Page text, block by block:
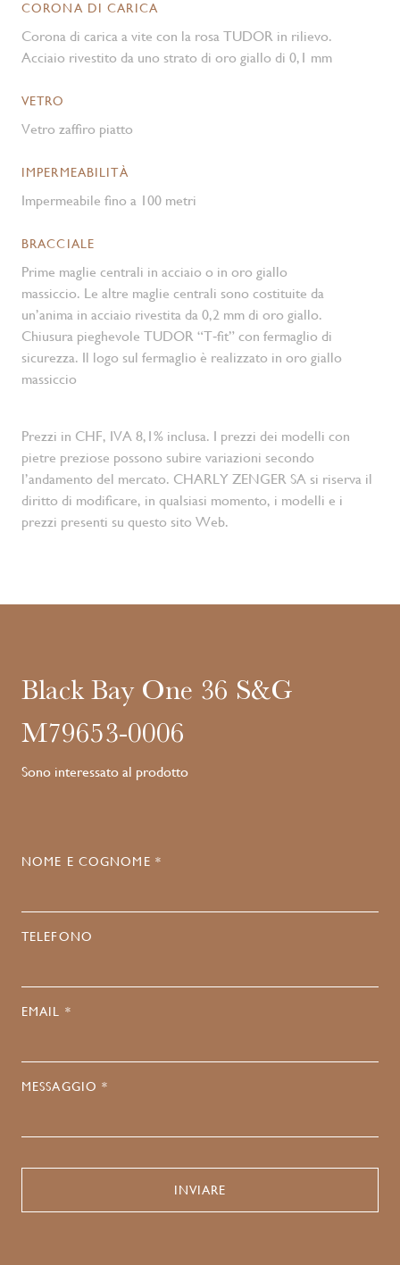
CORONA DI CARICA
Corona di carica a vite con la rosa TUDOR in rilievo.
Acciaio rivestito da uno strato di oro giallo di 0,1 mm
VETRO
Vetro zaffiro piatto
IMPERMEABILITÀ
Impermeabile fino a 100 metri
BRACCIALE
Prime maglie centrali in acciaio o in oro giallo
massiccio. Le altre maglie centrali sono costituite da
un’anima in acciaio rivestita da 0,2 mm di oro giallo.
Chiusura pieghevole TUDOR “T‑fit” con fermaglio di
sicurezza. Il logo sul fermaglio è realizzato in oro giallo
massiccio
Prezzi in CHF, IVA 8,1% inclusa. I prezzi dei modelli con
pietre preziose possono subire variazioni secondo
l’andamento del mercato. CHARLY ZENGER SA si riserva il
diritto di modificare, in qualsiasi momento, i modelli e i
prezzi presenti su questo sito Web.
Black Bay One 36 S&G
M79653-0006
Sono interessato al prodotto
NOME E COGNOME *
TELEFONO
EMAIL *
MESSAGGIO *